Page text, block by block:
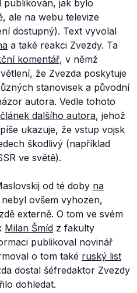
publikován, jak bylo
ale na webu televize
dostupný). Text vyvolal
a také reakci Zvezdy. Ta
komentář, v němž
že Zvezda poskytuje
stanovisek a původní
autora. Vedle tohoto
článek dalšího autora, jehož
ukazuje, že vstup vojsk
škodlivý (například
ve světě).
od té doby na
nebyl ovšem vyhozen,
externě. O tom ve svém
Milan Šmíd z fakulty
publikoval novinář
o tom také ruský list
dostal šéfredaktor Zvezdy
dohledat.